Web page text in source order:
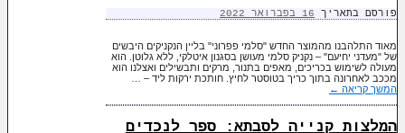
פורסם בתאריך 16 בפברואר 2022
מאוד התלהבנו מהמוצר החדש "סלמי פפרוני" בליין הנקניקים היבשים
של "מעדני יחיעם" – נקניק סלמי מעושן בסגנון איטלקי, ללא גלוטן. הוא
מעולה לשימוש בכריכים, מאפים בתנור, מרקים ותבשילים ואצלנו הוא
מככב לאחרונה בתוך כריך בטוסטר לחיץ. חותכת ירקות ליד – …
המשך קריאה ←
המלצות קנייה לסבתא: ספר לנכדים